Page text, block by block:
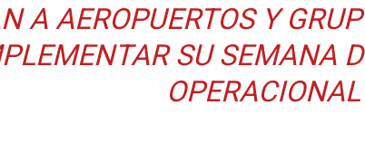
A AEROPUERTOS Y
SU SEMANA
OPERACIONAL